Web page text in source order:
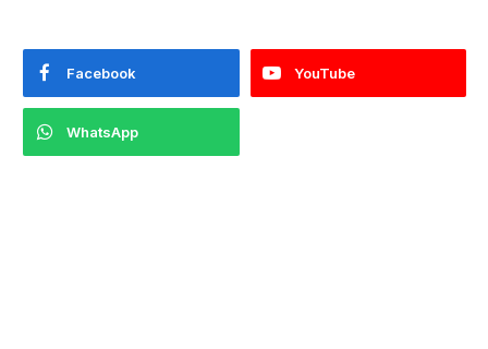
Facebook YouTube
WhatsApp